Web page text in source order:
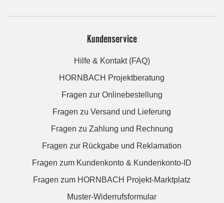
Kundenservice
Hilfe & Kontakt (FAQ)
HORNBACH Projektberatung
Fragen zur Onlinebestellung
Fragen zu Versand und Lieferung
Fragen zu Zahlung und Rechnung
Fragen zur Rückgabe und Reklamation
Fragen zum Kundenkonto & Kundenkonto-ID
Fragen zum HORNBACH Projekt-Marktplatz
Muster-Widerrufsformular